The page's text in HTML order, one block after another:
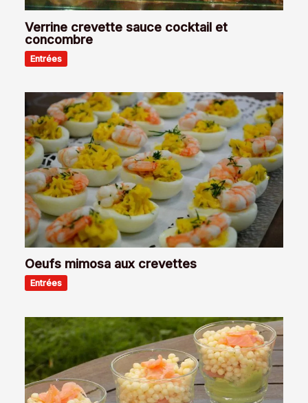
Verrine crevette sauce cocktail et
concombre
Entrées
Oeufs mimosa aux crevettes
Entrées